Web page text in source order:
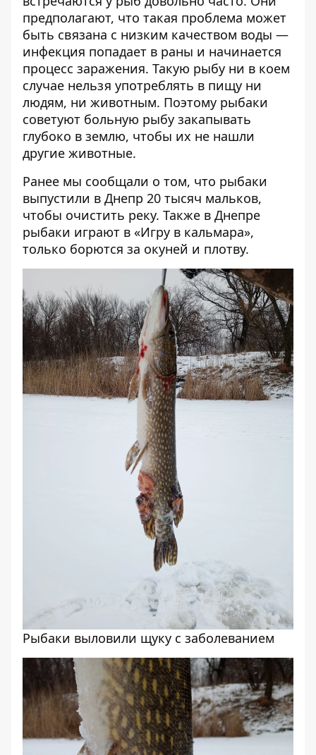
предполагают, что такая проблема может
быть связана с низким качеством воды —
инфекция попадает в раны и начинается
процесс заражения. Такую рыбу ни в коем
случае нельзя употреблять в пищу ни
людям, ни животным. Поэтому рыбаки
советуют больную рыбу закапывать
глубоко в землю, чтобы их не нашли
другие животные.
Ранее мы сообщали о том, что рыбаки
выпустили в Днепр 20 тысяч мальков,
чтобы очистить реку. Также в Днепре
рыбаки играют в «Игру в кальмара»,
только борются за окуней и плотву.
Рыбаки выловили щуку с заболеванием